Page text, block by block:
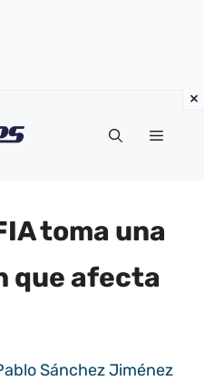
Menú
toma una
que afecta
Sánchez Jiménez